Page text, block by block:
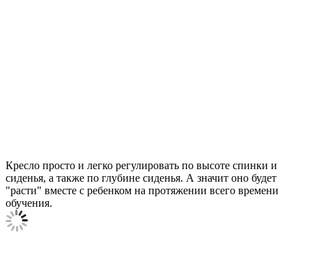
Кресло просто и легко регулировать по высоте спинки и
сиденья, а также по глубине сиденья. А значит оно будет
"расти" вместе с ребенком на протяжении всего времени
обучения.